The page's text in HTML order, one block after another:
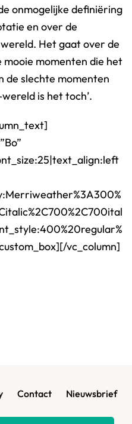
onmogelijke definiëring
en over de
Het gaat over de
mooie momenten die het
de slechte momenten
is het toch’.
vc_column]
Contact Nieuwsbrief